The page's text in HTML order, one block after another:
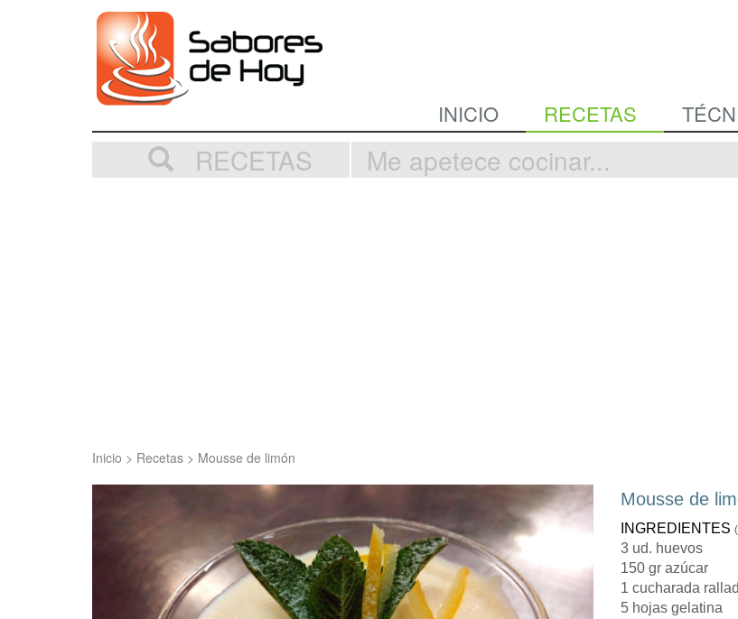
INICIO RECETAS
RECETAS
Inicio > Recetas > Mousse de limón
Mousse de
INGREDIENTES
3 ud. huevos
150 gr azúcar
1 cucharada
5 hojas gelatina